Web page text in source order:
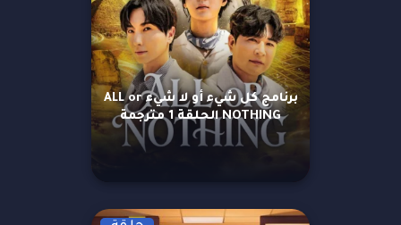
برنامج كل شيء أو لا شيء ALL or
NOTHING الحلقة 1 مترجمة